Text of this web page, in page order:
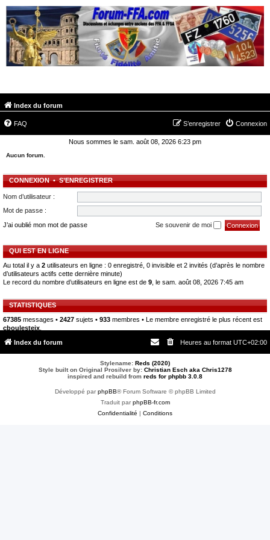
Index du forum
FAQ Connexion
S’enregistrer
Nous sommes le sam. août 08, 2026 6:23 pm
Aucun forum.
CONNEXION•S’ENREGISTRER
Nom d’utilisateur :
Mot de passe :
J’ai oublié mon mot de passe
Se souvenir de moi
QUI EST EN LIGNE
Au total il y a 2 utilisateurs en ligne : 0 enregistré, 0 invisible et 2 invités (d’après le nombre
d’utilisateurs actifs cette dernière minute)
Le record du nombre d’utilisateurs en ligne est de 9 , le sam. août 08, 2026 7:45 am
STATISTIQUES
67385 messages • 2427 sujets • 933 membres • Le membre enregistré le plus récent est
cboulesteix
Index du forum
Heures au format UTC+02:00
Stylename: Reds (2020)
Style built on Original Prosilver by: Christian Esch aka Chris1278
inspired and rebuild from reds for phpbb 3.0.8
Développé parphpBB® Forum Software © phpBB Limited
Traduit parphpBB-fr.com
Confidentialité | Conditions